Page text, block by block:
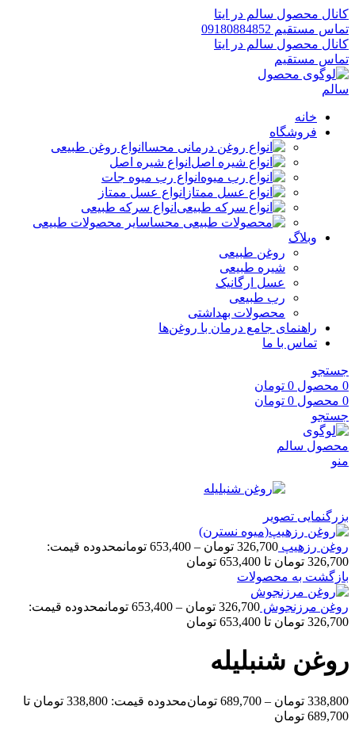
کانال محصول سالم در ایتا
تماس مستقیم 09180884852
کانال محصول سالم در ایتا
تماس مستقیم
خانه
فروشگاه
انواع روغن طبیعی
انواع شیره اصل
انواع رب میوه جات
انواع عسل ممتاز
انواع سرکه طبیعی
سایر محصولات طبیعی
وبلاگ
روغن طبیعی
شیره طبیعی
عسل ارگانیک
رب طبیعی
محصولات بهداشتی
راهنمای جامع درمان با روغن‌ها
تماس با ما
جستجو
0 محصول 0 تومان
0 محصول 0 تومان
جستجو
منو
بزرگنمایی تصویر
روغن رزهیپ 326,700 تومان –
653,400 تومانمحدوده قیمت:
326,700 تومان تا 653,400 تومان
بازگشت به محصولات
روغن مرزنجوش 326,700 تومان –
653,400 تومانمحدوده قیمت:
326,700 تومان تا 653,400 تومان
روغن شنبلیله
338,800 تومان –
689,700 تومان
محدوده قیمت: 338,800 تومان تا
689,700 تومان